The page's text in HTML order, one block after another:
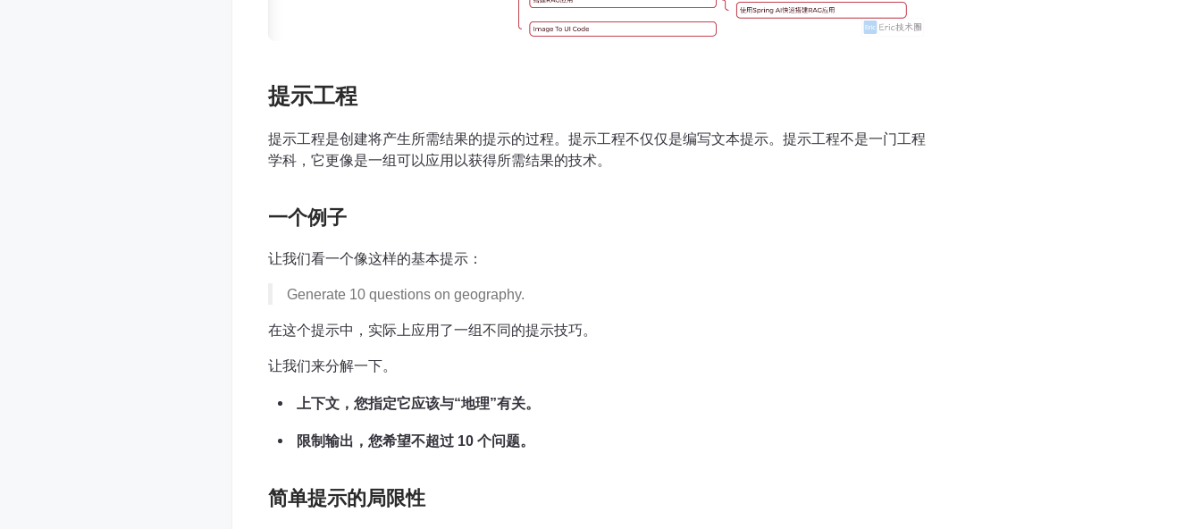
提示工程
提示工程是创建将产生所需结果的提示的过程。提示工程不仅仅是编写文本提示。提示工程不是一门工程
学科，它更像是一组可以应用以获得所需结果的技术。
一个例子
让我们看一个像这样的基本提示：
Generate 10 questions on geography.
在这个提示中，实际上应用了一组不同的提示技巧。
让我们来分解一下。
上下文，您指定它应该与“地理”有关。
限制输出，您希望不超过 10 个问题。
简单提示的局限性